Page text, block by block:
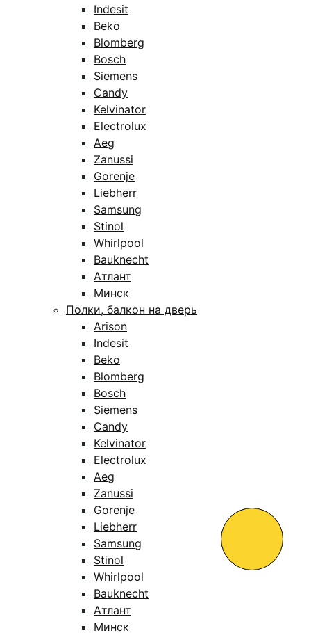
Indesit
Beko
Blomberg
Bosch
Siemens
Candy
Kelvinator
Electrolux
Aeg
Zanussi
Gorenje
Liebherr
Samsung
Stinol
Whirlpool
Bauknecht
Атлант
Минск
Полки, балкон на дверь
Arison
Indesit
Beko
Blomberg
Bosch
Siemens
Candy
Kelvinator
Electrolux
Aeg
Zanussi
Gorenje
Liebherr
Samsung
Stinol
Whirlpool
Bauknecht
Атлант
Минск